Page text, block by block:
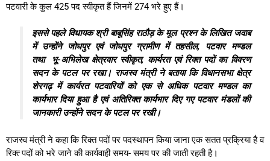
पटवारी के कुल 425 पद स्वीकृत हैं जिनमें 274 भरे हुए हैं।
इससे पहले विधायक श्री बाबूसिंह राठौड़ के मूल प्रश्न के लिखित जवाब
में उन्होंने जोधपुर एवं जोधपुर ग्रामीण में तहसील, पटवार मण्‍डल
तथा भू-अभिलेख क्षेत्रवार स्‍वीकृत, कार्यरत एवं रिक्‍त पदों का विवरण
सदन के पटल पर रखा। राजस्व मंत्री ने बताया कि विधानसभा क्षेत्र
शेरगढ़ में कार्यरत पटवारियों को एक से अधिक पटवार मण्डल का
कार्यभार दिया हुआ है एवं अतिरिक्त कार्यभार दिए गए पटवार मंडलों की
जानकारी उन्होंने सदन के पटल पर रखी।
राजस्व मंत्री ने कहा कि रिक्‍त पदों पर पदस्‍थापन किया जाना एक सतत प्रक्रिया है व
रिक्‍त्‍ पदों को भरे जाने की कार्यवाही समय- समय पर की जाती रहती है।